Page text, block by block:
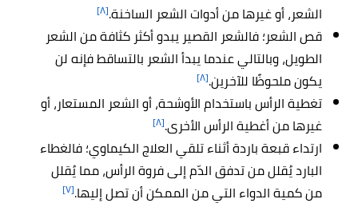
الشعر، أو غيرها من أدوات الشعر الساخنة.[٨]
قص الشعر؛ فالشعر القصير يبدو أكثر كثافة من الشعر
الطويل، وبالتالي عندما يبدأ الشعر بالتساقط فإنه لن
يكون ملحوظًا للآخرين.[٨]
تغطية الرأس باستخدام الأوشحة، أو الشعر المستعار، أو
غيرها من أغطية الرأس الأخرى.[٨]
ارتداء قبعة باردة أثناء تلقي العلاج الكيماوي؛ فالغطاء
البارد يُقلل من تدفق الدّم إلى فروة الرأس، مما يُقلل
من كمية الدواء التي من الممكن أن تصل إليها.[٧]